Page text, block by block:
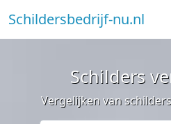
Schildersbedrijf-nu.nl
Schilders
Vergelijken van